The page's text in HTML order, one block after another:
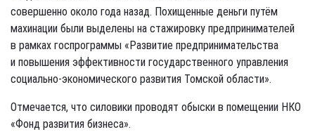
совершенно около года назад. Похищенные деньги путём
махинации были выделены на стажировку предпринимателей
в рамках госпрограммы «Развитие предпринимательства
и повышения эффективности государственного управления
социально-экономического развития Томской области».
Отмечается, что силовики проводят обыски в помещении НКО
«Фонд развития бизнеса».